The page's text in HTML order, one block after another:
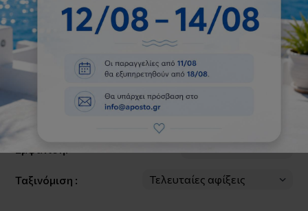
Φίλτρα
Ταξινόμιση :